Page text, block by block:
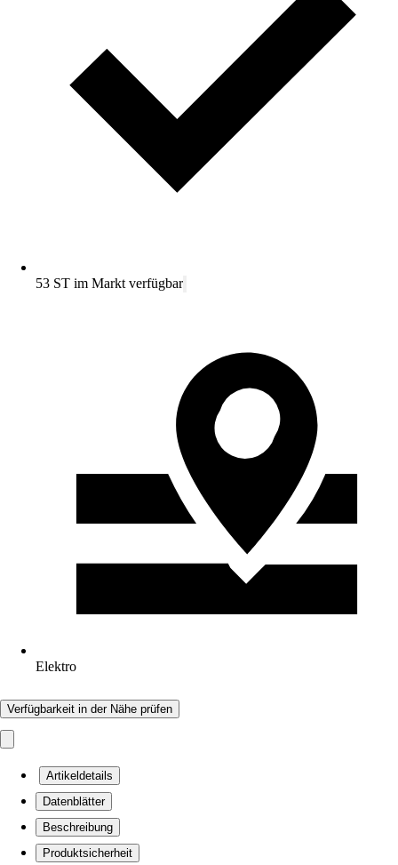
53 ST im Markt verfügbar
Elektro
Verfügbarkeit in der Nähe prüfen
Artikeldetails
Datenblätter
Beschreibung
Produktsicherheit